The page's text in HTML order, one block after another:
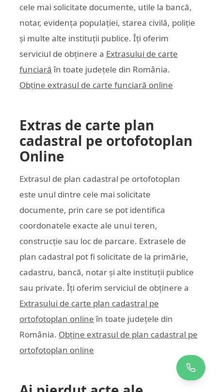
cele mai solicitate documente, utile la bancă,
notar, evidența populației, starea civilă, poliție
și multe alte instituții publice. Îți oferim
serviciul de obținere a Extrasului de carte
funciară în toate județele din România.
Obține extrasul de carte funciară online
Extras de carte plan
cadastral pe ortofotoplan
Online
Extrasul de plan cadastral pe ortofotoplan
este unul dintre cele mai solicitate
documente, prin care se pot identifica
coordonatele exacte ale unui teren,
construcție sau loc de parcare. Extrasele de
plan cadastral pot fi solicitate de la primărie,
cadastru, bancă, notar și alte instituții publice
sau private. Îți oferim serviciul de obținere a
Extrasului de carte plan cadastral pe
ortofotoplan online în toate județele din
România. Obține extrasul de plan cadastral pe
ortofotoplan online